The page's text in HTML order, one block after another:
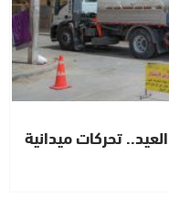
تحركات ميدانية